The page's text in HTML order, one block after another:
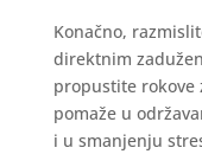
Konačno,
direktnim
propustite rokove
pomaže u
i u smanjenju